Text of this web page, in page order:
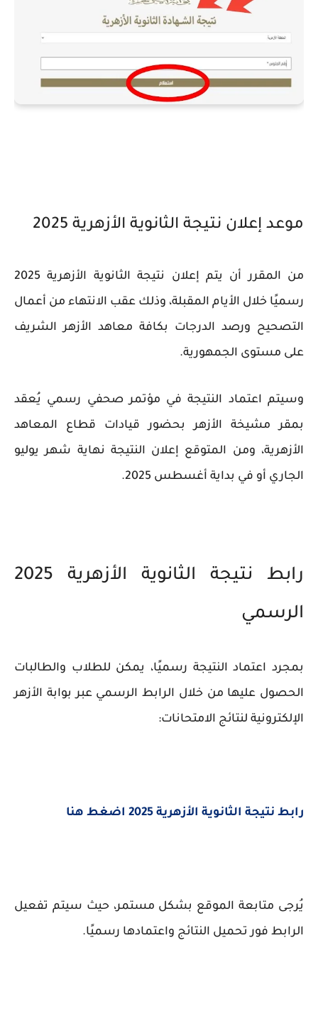
موعد إعلان نتيجة الثانوية الأزهرية 2025
من المقرر أن يتم إعلان نتيجة الثانوية الأزهرية 2025
رسميًا خلال الأيام المقبلة، وذلك عقب الانتهاء من أعمال
التصحيح ورصد الدرجات بكافة معاهد الأزهر الشريف
على مستوى الجمهورية.
وسيتم اعتماد النتيجة في مؤتمر صحفي رسمي يُعقد
بمقر مشيخة الأزهر بحضور قيادات قطاع المعاهد
الأزهرية، ومن المتوقع إعلان النتيجة نهاية شهر يوليو
الجاري أو في بداية أغسطس 2025.
رابط نتيجة الثانوية الأزهرية 2025
الرسمي
بمجرد اعتماد النتيجة رسميًا، يمكن للطلاب والطالبات
الحصول عليها من خلال الرابط الرسمي عبر بوابة الأزهر
الإلكترونية لنتائج الامتحانات:
رابط نتيجة الثانوية الأزهرية 2025 اضغط هنا
يُرجى متابعة الموقع بشكل مستمر، حيث سيتم تفعيل
الرابط فور تحميل النتائج واعتمادها رسميًا.